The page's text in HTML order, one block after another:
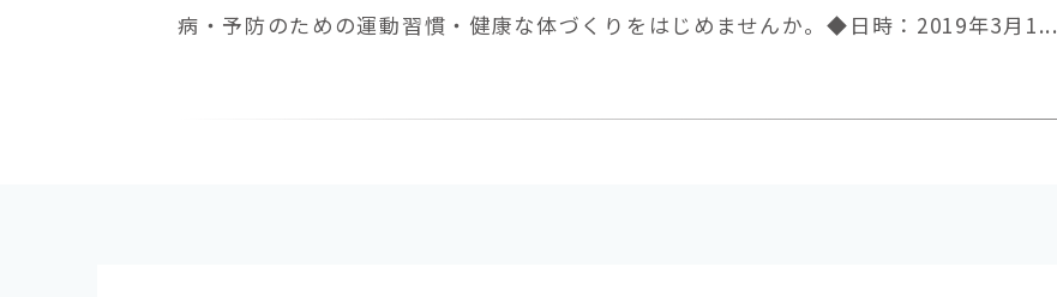
病・予防のための運動習慣・健康な体づくりをはじめませんか。◆日時：2019年3月1...